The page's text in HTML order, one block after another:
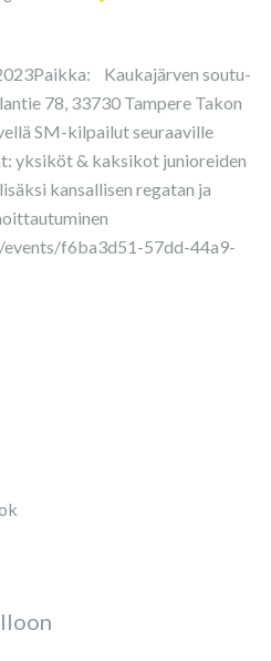
Kaukajärven soutu-
78, 33730 Tampere Takon
SM-kilpailut seuraaville
yksiköt & kaksikot junioreiden
kansallisen regatan ja
f6ba3d51-57dd-44a9-